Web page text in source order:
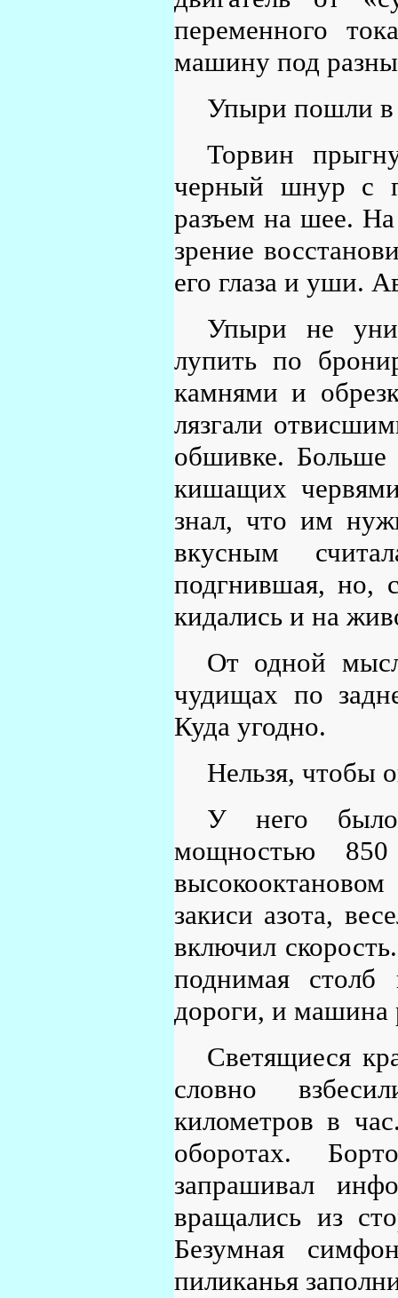
переменного
машину под
Упыри пошли в
Торвин
черный шнур с
разъем на шее. На
зрение
его глаза и уши.
Упыри не
лупить по
камнями и
лязгали
обшивке. Больше
кишащих
знал, что им
вкусным
подгнившая, но,
кидались и на
От одной
чудищах по
Куда угодно.
Нельзя, чтобы
У него
мощностью
закиси азота,
включил
поднимая
дороги, и машина
Светящиеся
словно
километров в
оборотах.
запрашивал
вращались из
Безумная
пиликанья